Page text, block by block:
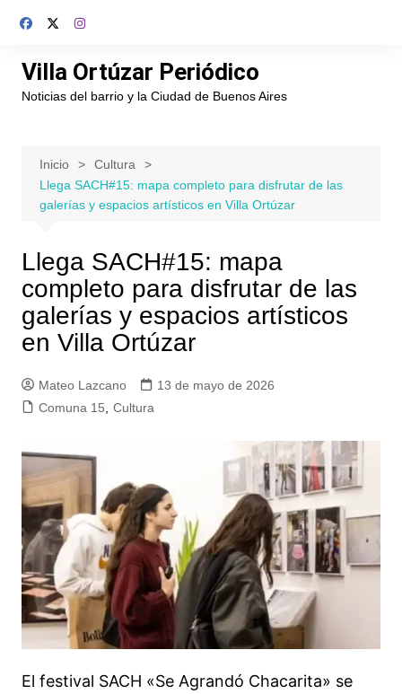
Villa Ortúzar Periódico
Noticias del barrio y la Ciudad de Buenos Aires
Inicio
Cultura
Llega SACH#15: mapa completo para disfrutar de las
galerías y espacios artísticos en Villa Ortúzar
Llega SACH#15: mapa
completo para disfrutar de las
galerías y espacios artísticos
en Villa Ortúzar
Mateo Lazcano
13 de mayo de 2026
Comuna 15
Cultura
El festival SACH «Se Agrandó Chacarita» se